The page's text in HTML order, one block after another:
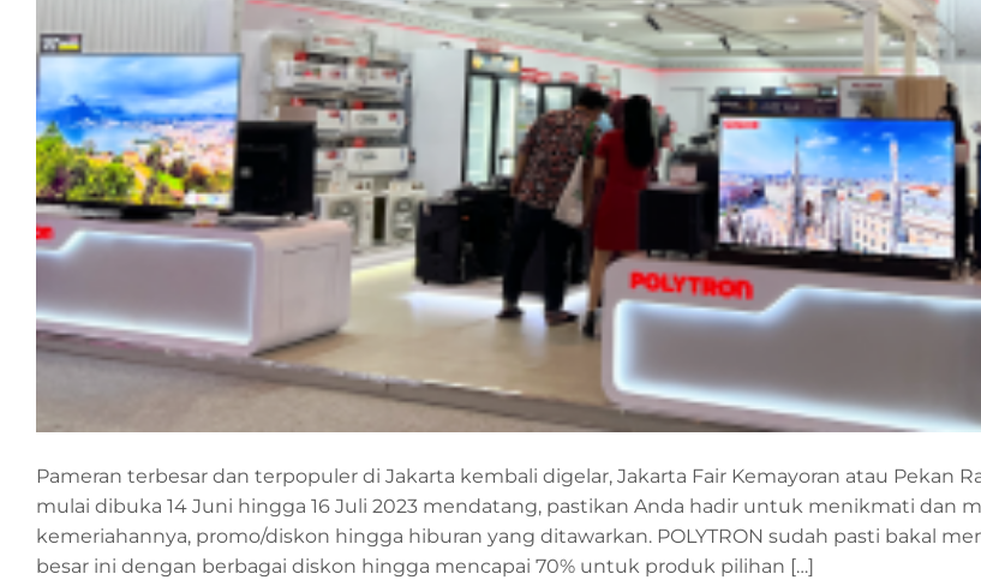
Pameran terbesar dan terpopuler di Jakarta kembali digelar, Jakarta Fair Kemayoran atau Pekan
mulai dibuka 14 Juni hingga 16 Juli 2023 mendatang, pastikan Anda hadir untuk menikmati dan
kemeriahannya, promo/diskon hingga hiburan yang ditawarkan. POLYTRON sudah pasti bakal
besar ini dengan berbagai diskon hingga mencapai 70% untuk produk pilihan […]